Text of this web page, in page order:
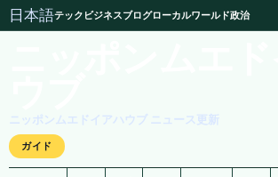
日本語テック ビジネスブログローカルワールド政治
ニッポンムエドイアハウブ ニュース更新
ガイド